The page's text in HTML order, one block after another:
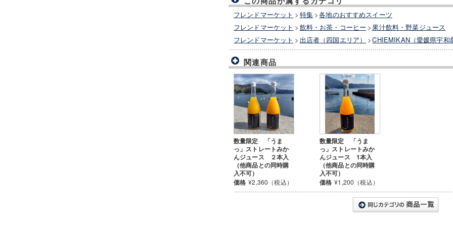
フレンドマーケット > 特集 >各地のおすすめスイーツ
フレンドマーケット > 飲料・お茶・コーヒー >果汁飲料・野菜ジュース
フレンドマーケット > 出店者（四国エリア） >CHIEMIKAN（愛媛県宇和
関連商品
数量限定 「うま
っ」ストレートみか
んジュース ２本入
（他商品との同時購
入不可）
価格 ¥2,360（税込）
数量限定 「うま
っ」ストレートみか
んジュース 1本入
（他商品との同時購
入不可）
価格 ¥1,200（税込）